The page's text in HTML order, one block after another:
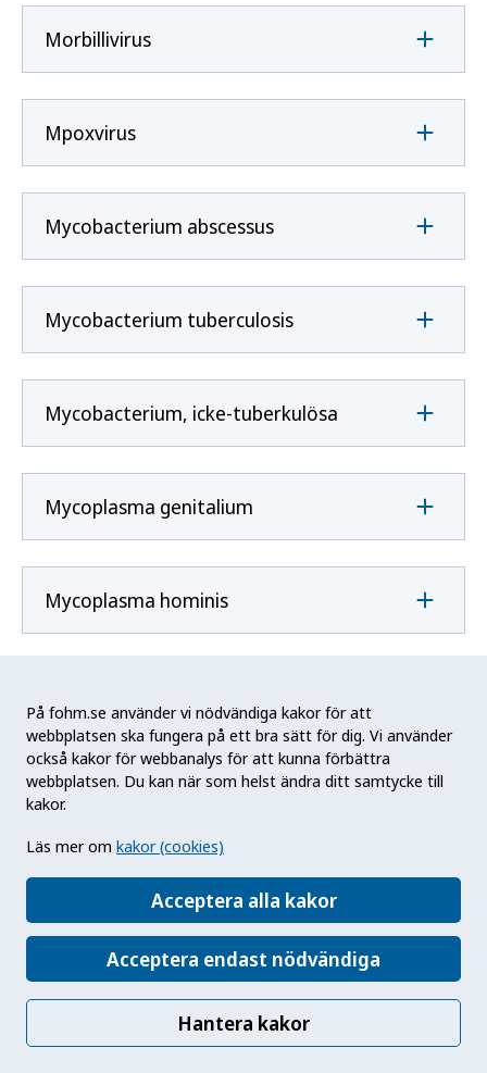
På fohm.se använder vi nödvändiga kakor för att
webbplatsen ska fungera på ett bra sätt för dig. Vi använder
också kakor för webbanalys för att kunna förbättra
webbplatsen. Du kan när som helst ändra ditt samtycke till
kakor.
Läs mer om kakor (cookies)
Acceptera alla kakor
Acceptera endast nödvändiga
Hantera kakor
Morbillivirus
Mpoxvirus
Mycobacterium abscessus
Mycobacterium tuberculosis
Mycobacterium, icke-tuberkulösa
Mycoplasma genitalium
Mycoplasma hominis
N
Neisseria gonorrhoeae
Neisseria meningitidis